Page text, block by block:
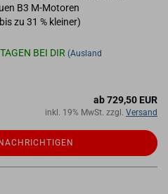
B3 M-​Motoren
zu 31 % klei­ner)
BEI DIR (Ausland
ab 729,50 EUR
inkl. 19% MwSt. zzgl. Versand